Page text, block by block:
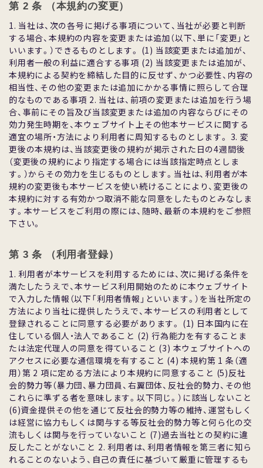
第 2 条 （本規約の変更）
1. 当社は、次の各号に掲げる事項について、当社が必要と判断
する場合、本規約の内容を変更または追加（以下、単に「変更」と
いいます。）できるものとします。 (1) 当該変更または追加が、
利⽤者⼀般の利益に適合する事項 (2) 当該変更または追加が、
本規約による契約を締結した⽬的に反せず、かつ必要性、内容の
相当性、その他の変更または追加にかかる事情に照らして合理
的なものである事項 2. 当社は、前項の変更または追加を⾏う場
合、事前にその旨及び当該変更または追加の内容ならびにその
効⼒発⽣時期を、本ウェブサイト上その他本サービスに関する
適宜の場所・⽅法により利⽤者に周知するものとします。 3. 変
更後の本規約は、当該変更後の規約が掲⽰された⽇の4週間後
（変更後の規約により指定する場合には当該指定時点としま
す。）からその効⼒を⽣じるものとします。当社は、利⽤者が本
規約の変更後も本サービスを使い続けることにより、変更後の
本規約に対する有効かつ取消不能な同意をしたものとみなしま
す。本サービスをご利⽤の際には、随時、最新の本規約をご参照
下さい。
第 3 条 （利⽤者登録）
1. 利⽤者が本サービスを利⽤するためには、次に掲げる条件を
満たしたうえで、本サービス利⽤開始のために本ウェブサイト
で⼊⼒した情報（以下「利⽤者情報」といいます。）を当社所定の
⽅法により当社に提供したうえで、本サービスの利⽤者として
登録されることに同意する必要があります。 (1) ⽇本国内に在
住している個⼈・法⼈であること (2) ⾏為能⼒を有することま
たは法定代理⼈の同意を得ていること (3) 本ウェブサイトへの
アクセスに必要な通信環境を有すること (4) 本規約第 1 条（適
⽤）第 2 項に定める⽅法により本規約に同意すること (5)反社
会的勢⼒等（暴⼒団、暴⼒団員、右翼団体、反社会的勢⼒、その他
これらに準ずる者を意味します。以下同じ。）に該当しないこと
(6)資⾦提供その他を通じて反社会的勢⼒等の維持、運営もしく
は経営に協⼒もしくは関与する等反社会的勢⼒等と何ら化の交
流もしくは関与を⾏っていないこと (7)過去当社との契約に違
反したことがないこと 2. 利⽤者は、利⽤者情報を第三者に知ら
れることのないよう、⾃⼰の責任に基づいて厳重に管理するも